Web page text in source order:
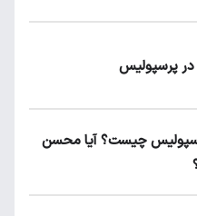
در پرسپولیس
چیست؟ آیا محسن